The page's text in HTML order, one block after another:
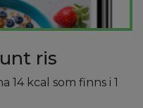
ris
kcal som finns i 1